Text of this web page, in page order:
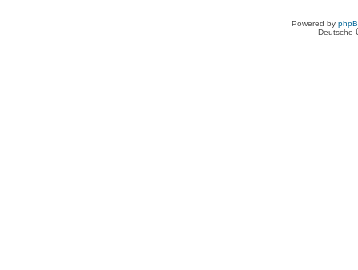
Powered by
Deutsche